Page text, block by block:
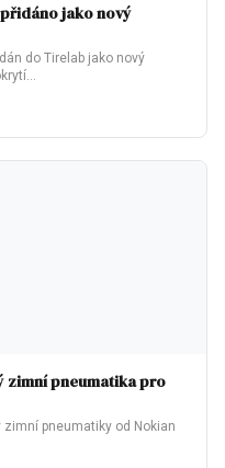
jako nový
do Tirelab jako nový
zimní pneumatika pro
zimní pneumatiky od Nokian